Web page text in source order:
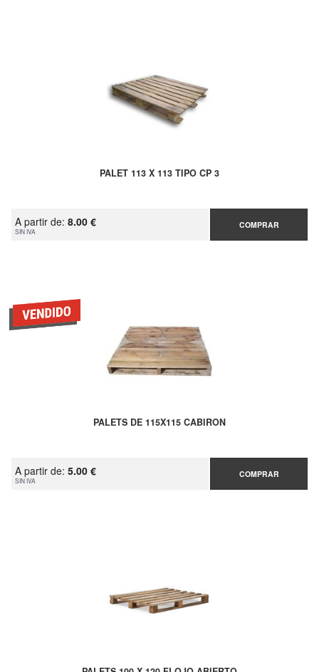
PALET 113 X 113 TIPO CP 3
A partir de: 8.00 €
SIN IVA
COMPRAR
PALETS DE 115X115 CABIRON
A partir de: 5.00 €
SIN IVA
COMPRAR